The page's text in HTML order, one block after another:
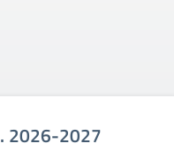
2026-2027